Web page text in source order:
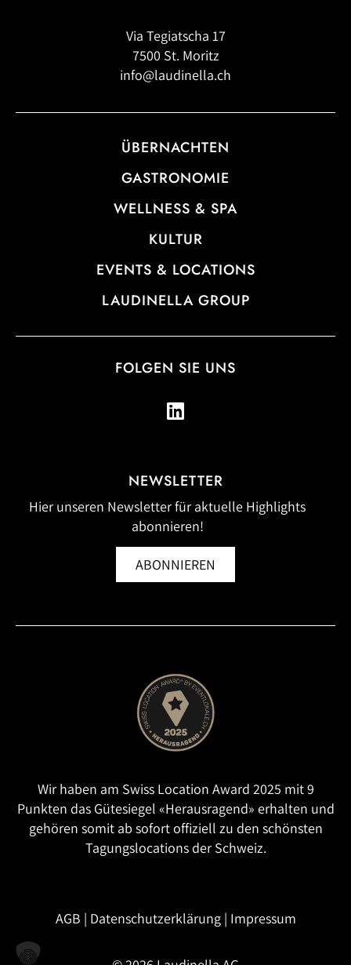
Via Tegiatscha 17
7500 St. Moritz
info@laudinella.ch
ÜBERNACHTEN
GASTRONOMIE
WELLNESS & SPA
KULTUR
EVENTS & LOCATIONS
LAUDINELLA GROUP
FOLGEN SIE UNS
NEWSLETTER
Hier unseren Newsletter für aktuelle Highlights
abonnieren!
ABONNIEREN
Wir haben am Swiss Location Award 2025 mit 9
Punkten das Gütesiegel «Herausragend» erhalten und
gehören somit ab sofort offiziell zu den schönsten
Tagungslocations der Schweiz.
AGB | Datenschutzerklärung| Impressum